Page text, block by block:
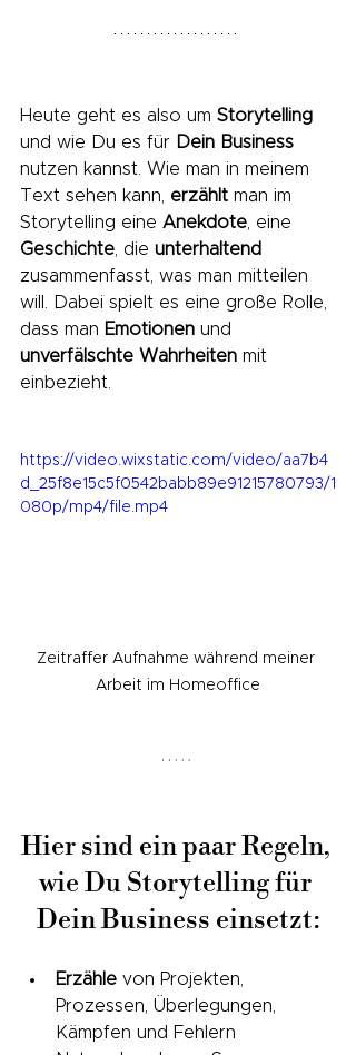
Heute geht es also um Storytelling
und wie Du es für Dein Business
nutzen kannst. Wie man in meinem
Text sehen kann, erzählt man im
Storytelling eine Anekdote , eine
Geschichte , die unterhaltend
zusammenfasst, was man mitteilen
will. Dabei spielt es eine große Rolle,
dass man Emotionen und
unverfälschte Wahrheiten mit
einbezieht.
https://video.wixstatic.com/video/aa7b4
d_25f8e15c5f0542babb89e91215780793/1
080p/mp4/file.mp4
Zeitraffer Aufnahme während meiner
Arbeit im Homeoffice
Hier sind ein paar Regeln,
wie Du Storytelling für
Dein Business einsetzt:
Erzähle von Projekten,
Prozessen, Überlegungen,
Kämpfen und Fehlern